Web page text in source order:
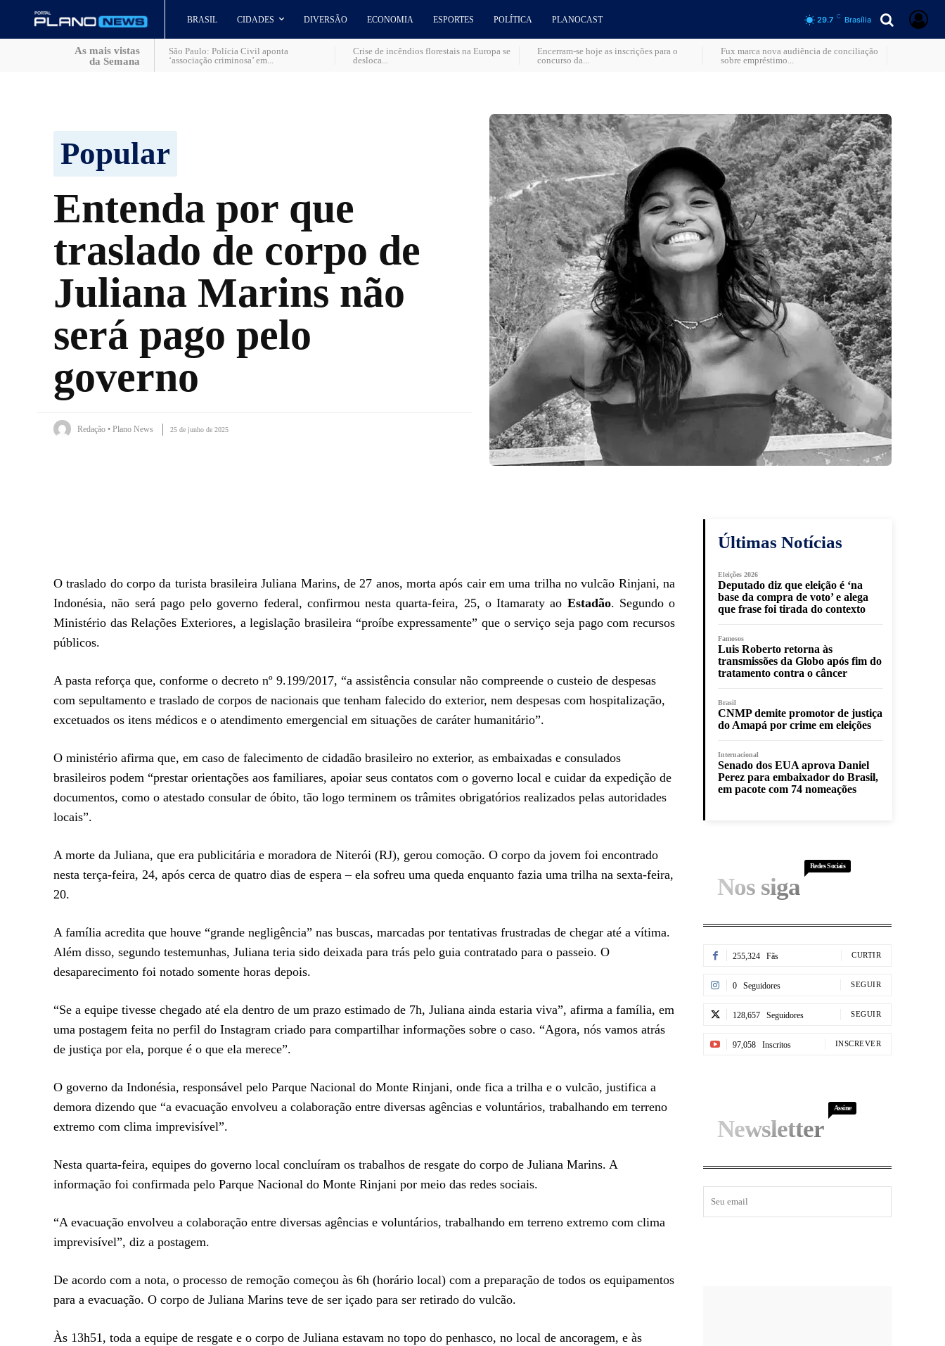
BRASIL CIDADES DIVERSÃO ECONOMIA ESPORTES POLÍTICA PLANOCAST 29.7 C Brasília
As mais vistas
da Semana
São Paulo: Polícia Civil aponta
‘associação criminosa’ em...
Crise de incêndios florestais na Europa se
desloca...
Encerram-se hoje as inscrições para o
concurso da...
Fux marca nova audiência de conciliação
sobre empréstimo...
Popular
Entenda por que
traslado de corpo de
Juliana Marins não
será pago pelo
governo
Redação • Plano News 25 de junho de 2025
O traslado do corpo da turista brasileira Juliana Marins, de 27 anos, morta após cair em uma trilha no vulcão Rinjani, na
Indonésia, não será pago pelo governo federal, confirmou nesta quarta-feira, 25, o Itamaraty ao Estadão. Segundo o
Ministério das Relações Exteriores, a legislação brasileira “proíbe expressamente” que o serviço seja pago com recursos
públicos.
A pasta reforça que, conforme o decreto nº 9.199/2017, “a assistência consular não compreende o custeio de despesas
com sepultamento e traslado de corpos de nacionais que tenham falecido do exterior, nem despesas com hospitalização,
excetuados os itens médicos e o atendimento emergencial em situações de caráter humanitário”.
O ministério afirma que, em caso de falecimento de cidadão brasileiro no exterior, as embaixadas e consulados
brasileiros podem “prestar orientações aos familiares, apoiar seus contatos com o governo local e cuidar da expedição de
documentos, como o atestado consular de óbito, tão logo terminem os trâmites obrigatórios realizados pelas autoridades
locais”.
A morte da Juliana, que era publicitária e moradora de Niterói (RJ), gerou comoção. O corpo da jovem foi encontrado
nesta terça-feira, 24, após cerca de quatro dias de espera – ela sofreu uma queda enquanto fazia uma trilha na sexta-feira,
20.
A família acredita que houve “grande negligência” nas buscas, marcadas por tentativas frustradas de chegar até a vítima.
Além disso, segundo testemunhas, Juliana teria sido deixada para trás pelo guia contratado para o passeio. O
desaparecimento foi notado somente horas depois.
“Se a equipe tivesse chegado até ela dentro de um prazo estimado de 7h, Juliana ainda estaria viva”, afirma a família, em
uma postagem feita no perfil do Instagram criado para compartilhar informações sobre o caso. “Agora, nós vamos atrás
de justiça por ela, porque é o que ela merece”.
O governo da Indonésia, responsável pelo Parque Nacional do Monte Rinjani, onde fica a trilha e o vulcão, justifica a
demora dizendo que “a evacuação envolveu a colaboração entre diversas agências e voluntários, trabalhando em terreno
extremo com clima imprevisível”.
Nesta quarta-feira, equipes do governo local concluíram os trabalhos de resgate do corpo de Juliana Marins. A
informação foi confirmada pelo Parque Nacional do Monte Rinjani por meio das redes sociais.
“A evacuação envolveu a colaboração entre diversas agências e voluntários, trabalhando em terreno extremo com clima
imprevisível”, diz a postagem.
De acordo com a nota, o processo de remoção começou às 6h (horário local) com a preparação de todos os equipamentos
para a evacuação. O corpo de Juliana Marins teve de ser içado para ser retirado do vulcão.
Às 13h51, toda a equipe de resgate e o corpo de Juliana estavam no topo do penhasco, no local de ancoragem, e às
Últimas Notícias
Eleições 2026
Deputado diz que eleição é ‘na
base da compra de voto’ e alega
que frase foi tirada do contexto
Famosos
Luis Roberto retorna às
transmissões da Globo após fim do
tratamento contra o câncer
Brasil
CNMP demite promotor de justiça
do Amapá por crime em eleições
Internacional
Senado dos EUA aprova Daniel
Perez para embaixador do Brasil,
em pacote com 74 nomeações
Nos siga
Redes Sociais
255,324 Fãs CURTIR
0 Seguidores SEGUIR
128,657 Seguidores SEGUIR
97,058 Inscritos INSCREVER
Newsletter
Assine